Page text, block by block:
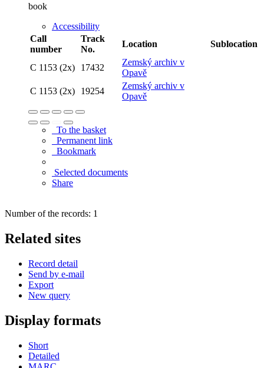
book
Accessibility
Call
number
Track
No.
Location Sublocation
C 1153 (2x) 17432
Zemský archiv v
Opavě
C 1153 (2x)
19254
Zemský archiv v
Opavě
To the basket
Permanent link
Bookmark
Selected documents
Share
Number of the records: 1
Related sites
Record detail
Send by e-mail
Export
New query
Display formats
Short
Detailed